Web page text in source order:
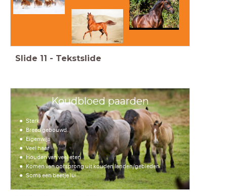
Slide 11 - Tekstslide
Koudbloed paarden
Sterk
Breed gebouwd
Eigenwijs
Veel haar
Houden van veel eten
Komen van oorsprong uit kouden landen/gebieden
Soms een beetje lui